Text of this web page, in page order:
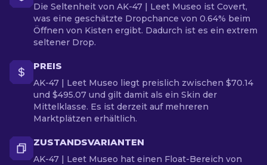
Die Seltenheit von AK-47 | Leet Museo ist Covert,
was eine geschätzte Dropchance von 0.64% beim
Öffnen von Kisten ergibt. Dadurch ist es ein extrem
seltener Drop.
PREIS
AK-47 | Leet Museo liegt preislich zwischen $70.14
und $495.07 und gilt damit als ein Skin der
Mittelklasse. Es ist derzeit auf mehreren
Marktplätzen erhältlich.
ZUSTANDSVARIANTEN
AK-47 | Leet Museo hat einen Float-Bereich von